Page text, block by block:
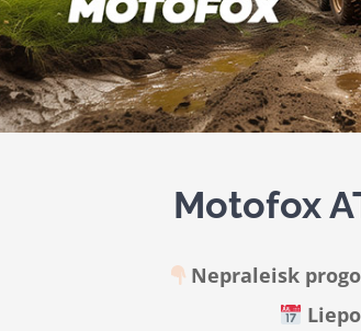
Motofox
Nepraleisk